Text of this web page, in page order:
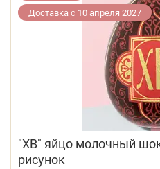
Доставка с 10 апреля 2027
"ХВ" яйцо молочный
рисунок